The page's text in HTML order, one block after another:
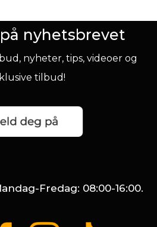
nyhetsbrevet
nyheter, tips, videoer og
tilbud!
Fredag: 08:00-16:00.